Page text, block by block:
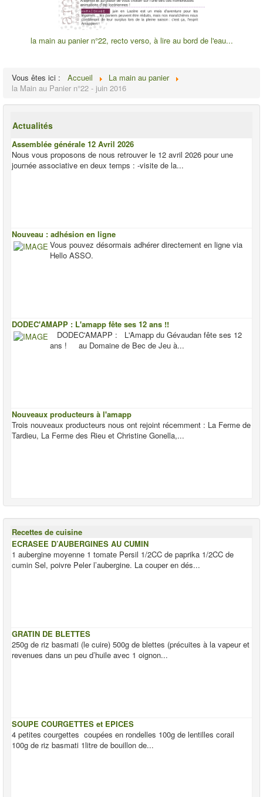
la main au panier n°22, recto verso, à lire au bord de l'eau...
Vous êtes ici : Accueil
La main au panier
la Main au Panier n°22 - juin 2016
Actualités
Assemblée générale 12 Avril 2026
Nous vous proposons de nous retrouver le 12 avril 2026 pour une
journée associative en deux temps : -visite de la...
Nouveau : adhésion en ligne
Vous pouvez désormais adhérer directement en ligne via
Hello ASSO.
DODEC'AMAPP : L'amapp fête ses 12 ans !!
DODEC'AMAPP : L'Amapp du Gévaudan fête ses 12
ans ! au Domaine de Bec de Jeu à...
Nouveaux producteurs à l'amapp
Trois nouveaux producteurs nous ont rejoint récemment : La Ferme de
Tardieu, La Ferme des Rieu et Christine Gonella,...
Recettes de cuisine
ECRASEE D’AUBERGINES AU CUMIN
1 aubergine moyenne 1 tomate Persil 1/2CC de paprika 1/2CC de
cumin Sel, poivre Peler l’aubergine. La couper en dés...
GRATIN DE BLETTES
250g de riz basmati (le cuire) 500g de blettes (précuites à la vapeur et
revenues dans un peu d’huile avec 1 oignon...
SOUPE COURGETTES et EPICES
4 petites courgettes coupées en rondelles 100g de lentilles corail
100g de riz basmati 1litre de bouillon de...